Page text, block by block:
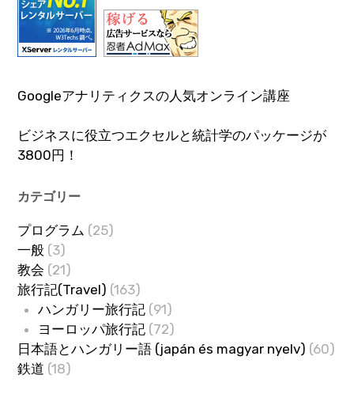
Googleアナリティクスの人気オンライン講座
ビジネスに役立つエクセルと統計学のパッケージが
3800円！
カテゴリー
プログラム (25)
一般 (3)
教会 (21)
旅行記(Travel) (163)
ハンガリー旅行記(91)
ヨーロッパ旅行記(72)
日本語とハンガリー語 (japán és magyar nyelv) (60)
鉄道 (18)